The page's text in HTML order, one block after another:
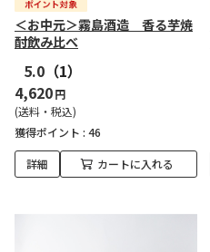
＜お中元＞霧島酒造 香る芋焼
酎飲み比べ
5.0 （1）
4,620円
(送料・税込)
獲得ポイント : 46
詳細 カートに入れる